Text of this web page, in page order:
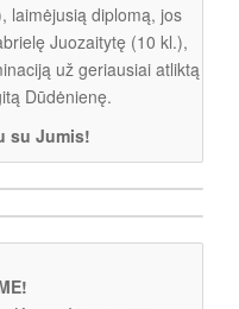
laimėjusią diplomą, jos
Juozaitytę (10 kl.),
už geriausiai atliktą
Dūdėnienę.
su Jumis!